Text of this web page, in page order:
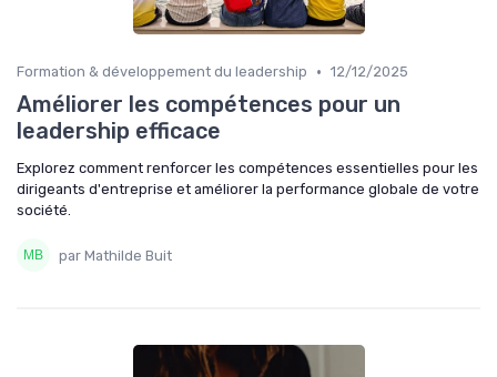
Formation & développement du leadership • 12/12/2025
Améliorer les compétences pour un
leadership efficace
Explorez comment renforcer les compétences essentielles pour les
dirigeants d'entreprise et améliorer la performance globale de votre
société.
par Mathilde Buit